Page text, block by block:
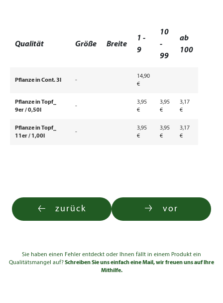
Qualität Größe Breite
1 -
9
10
-
99
ab
100
Pflanze in Cont. 3l -
14,90
€
Pflanze in Topf_
9er / 0,50l
-
3,95
€
3,95
€
3,17
€
Pflanze in Topf_
11er / 1,00l
-
3,95
€
3,95
€
3,17
€
zurück vor
Sie haben einen Fehler entdeckt oder Ihnen fällt in einem Produkt ein
Qualitätsmangel auf?Schreiben Sie uns einfach eine Mail, wir freuen uns auf Ihre
Mithilfe.